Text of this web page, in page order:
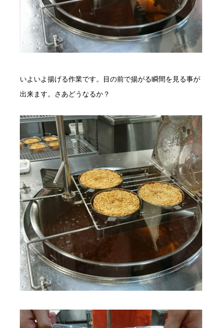
いよいよ揚げる作業です。目の前で揚がる瞬間を見る事が
出来ます。さあどうなるか？